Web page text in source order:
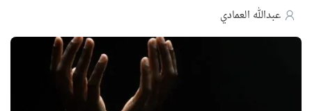
عبدالله العمادي